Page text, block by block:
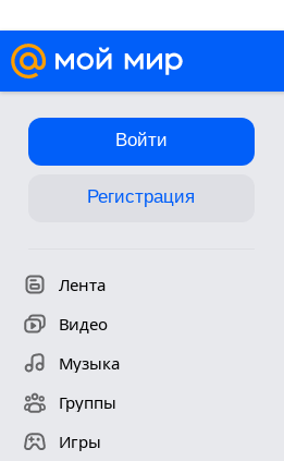
Войти
Регистрация
Лента
Видео
Музыка
Группы
Игры